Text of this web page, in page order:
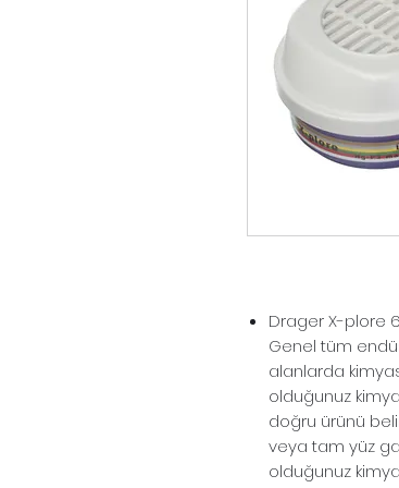
Drager X-plore
Genel tüm
alanlarda
olduğunuz
doğru ürünü
veya tam yüz
olduğunuz